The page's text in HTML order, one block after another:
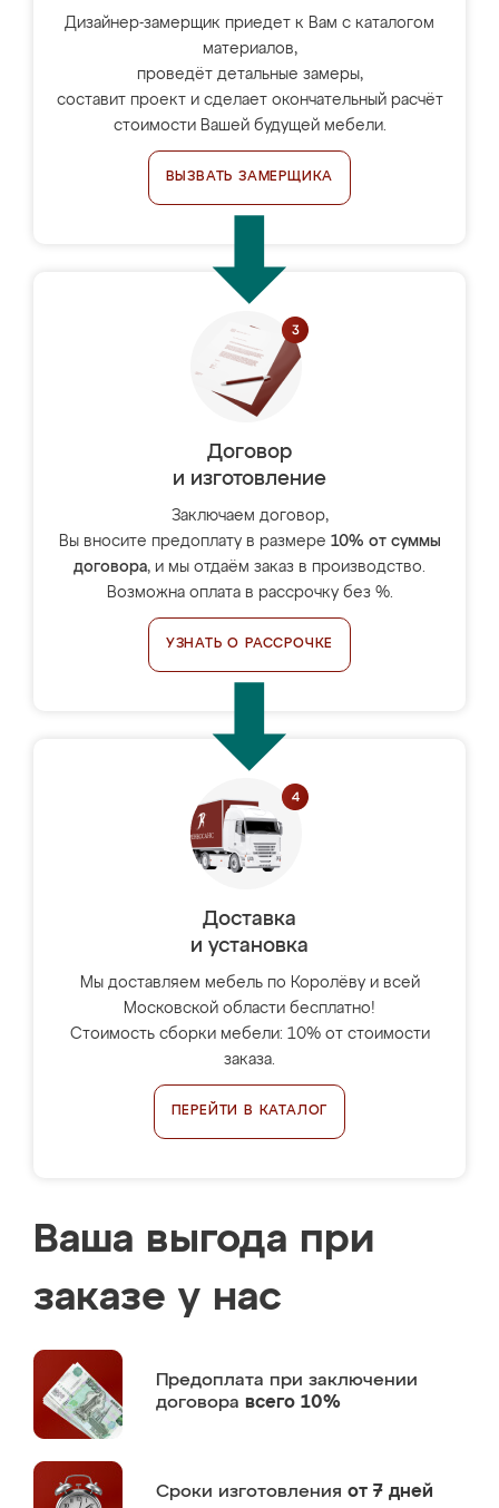
Дизайнер-замерщик приедет к Вам с каталогом
материалов,
проведёт детальные замеры,
составит проект и сделает окончательный расчёт
стоимости Вашей будущей мебели.
ВЫЗВАТЬ ЗАМЕРЩИКА
Договор
и изготовление
Заключаем договор,
Вы вносите предоплату в размере 10% от суммы
договора, и мы отдаём заказ в производство.
Возможна оплата в рассрочку без %.
УЗНАТЬ О РАССРОЧКЕ
Доставка
и установка
Мы доставляем мебель по Королёву и всей
Московской области бесплатно!
Стоимость сборки мебели: 10% от стоимости
заказа.
ПЕРЕЙТИ В КАТАЛОГ
Ваша выгода при
заказе у нас
Предоплата при заключении
договора всего 10%
Сроки изготовления от 7 дней